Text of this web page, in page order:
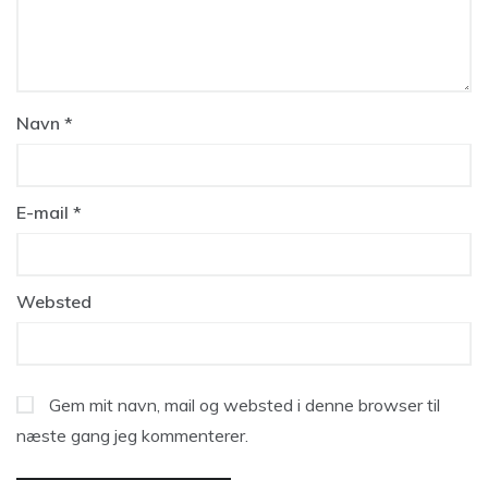
Navn *
E-mail *
Websted
Gem mit navn, mail og websted i denne browser til
næste gang jeg kommenterer.